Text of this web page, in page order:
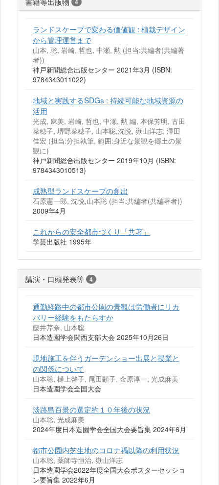
4
ランドスケープで変わる価値観 : 植栽デザイン
から管理運営まで
山本, 聡, 岩崎, 哲也, 中瀬, 勲 (担当:共編者(共編著
者))
神戸新聞総合出版センター 2021年3月 (ISBN:
9784343011022)
地域と実践するSDGs : 持続可能な地域資源の
活用
光成, 麻美, 岩崎, 哲也, 中瀬, 勲 編, 本保芳明, 古田
菜穂子, 堺野菜穂子, 山本聡,沈悦, 嶽山洋志, 澤田
佳宏 (担当:分担執筆, 範囲:身近な景観を郷土の景
観に)
神戸新聞総合出版センター 2019年10月 (ISBN:
9784343010513)
成熟型ランドスケープの創出
石原憲一郎, 沈悦,山本聡 (担当:共編者(共編著者))
2009年4月
これからの安全都市づくり「共著」
学芸出版社 1995年
講演・口頭発表等 4
通勤経路中の都市公園の景観は労働者にリカ
バリー経験をもたらすか
藤井芹奈, 山本聡
日本造園学会関西支部大会 2025年10月26日
現地施工を伴うガーデンショー出展と授業と
の関係について
山本聡, 樋上啓子, 尾田顕子, 金原淳一, 光成麻美
日本造園学会全国大会
淡路島百景の選定約１０年後の状況
山本聡, 光成麻美
2024年度日本造園学会全国大会要旨集 2024年6月
都市公園内芝生地のコロナ禍以降の利用状況
山本聡, 薬師寺恒治, 嶽山洋志
日本造園学会2022年度全国大会ポスターセッショ
ン要旨集 2022年6月